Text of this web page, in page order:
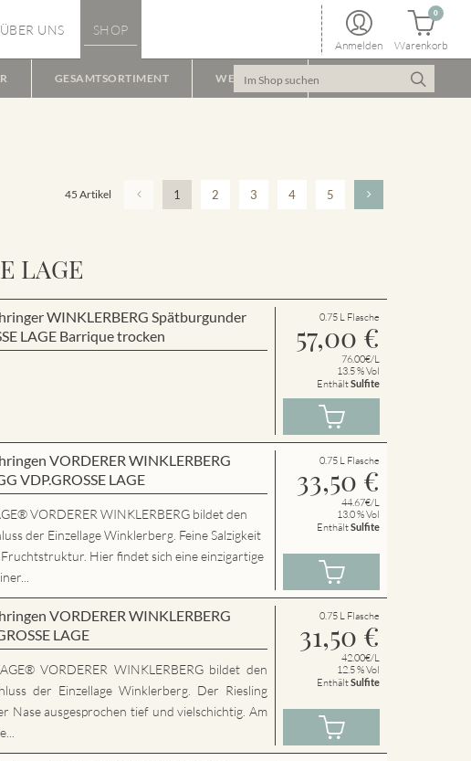
ÜBER UNS SHOP
Anmelden Warenkorb
0
GESAMTSORTIMENT WEINPAKET
45 Artikel 1 2 3 4 5
LAGE
WINKLERBERG Spätburgunder
LAGE Barrique trocken
0.75 L Flasche
57,00 €
76.00€/L
13.5 % Vol
EnthältSulfite
VORDERER WINKLERBERG
VDP.GROSSE LAGE
VORDERER WINKLERBERG bildet den
der Einzellage Winklerberg. Feine Salzigkeit
Hier findet sich eine einzigartige
0.75 L Flasche
33,50 €
44.67€/L
13.0 % Vol
EnthältSulfite
VORDERER WINKLERBERG
LAGE
VORDERER WINKLERBERG bildet den
der Einzellage Winklerberg. Der Riesling
Nase ausgesprochen tief und vielschichtig. Am
0.75 L Flasche
31,50 €
42.00€/L
12.5 % Vol
EnthältSulfite